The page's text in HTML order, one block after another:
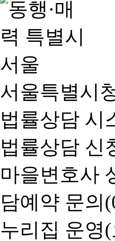
서울특별시
법률상담 시
법률상담 신
마을변호사
담예약 문의
누리집 운영